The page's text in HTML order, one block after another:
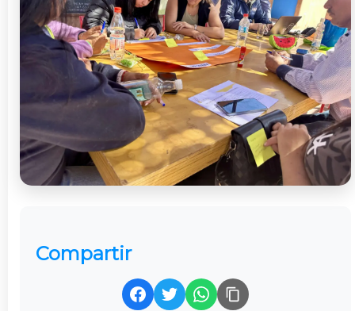
Compartir